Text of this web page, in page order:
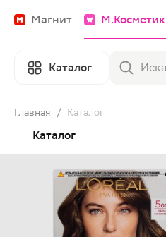
Магнит М.Косметик
Каталог
Главная / Каталог
Каталог